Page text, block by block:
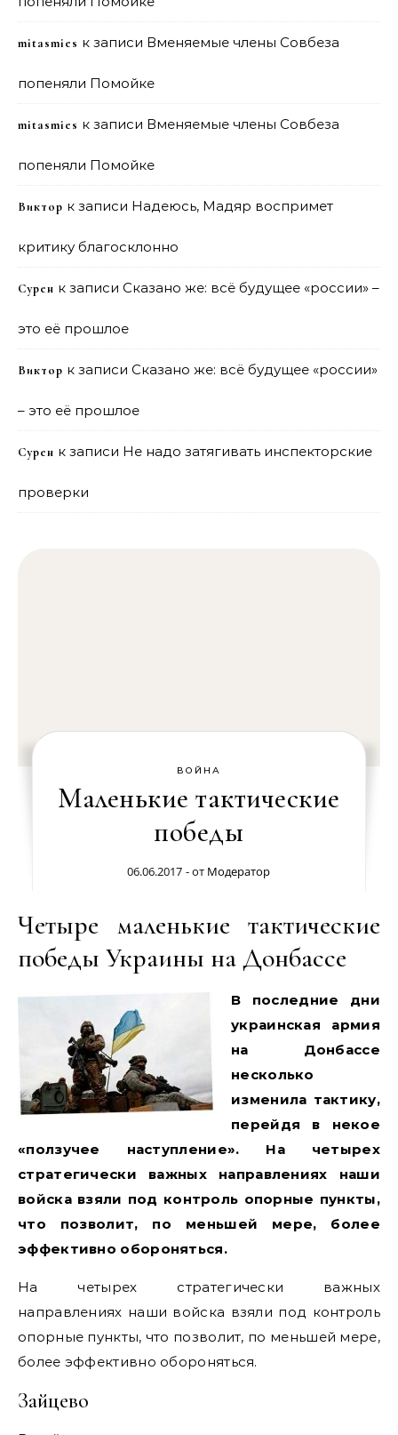
mitasmies к записи Вменяемые члены Совбеза
попеняли Помойке
mitasmies к записи Вменяемые члены Совбеза
попеняли Помойке
Виктор к записи Надеюсь, Мадяр воспримет
критику благосклонно
Сурен к записи Сказано же: всё будущее «россии» –
это её прошлое
Виктор к записи Сказано же: всё будущее «россии»
– это её прошлое
Сурен к записи Не надо затягивать инспекторские
проверки
ВОЙНА
Маленькие тактические
победы
06.06.2017 - от Модератор
Четыре маленькие тактические
победы Украины на Донбассе
В последние дни
украинская армия
на Донбассе
несколько
изменила тактику,
перейдя в некое
«ползучее наступление». На четырех
стратегически важных направлениях наши
войска взяли под контроль опорные пункты,
что позволит, по меньшей мере, более
эффективно обороняться.
На четырех стратегически важных
направлениях наши войска взяли под контроль
опорные пункты, что позволит, по меньшей мере,
более эффективно обороняться.
Зайцево